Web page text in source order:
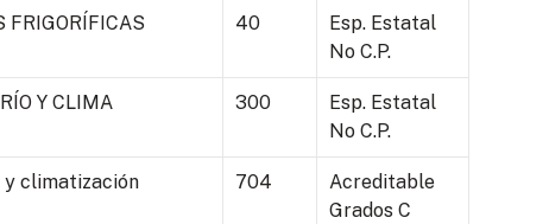
FRIGORÍFICAS
40
Esp. Estatal
No C.P.
Y CLIMA 300
Esp. Estatal
No C.P.
y climatización 704
Acreditable
Grados C